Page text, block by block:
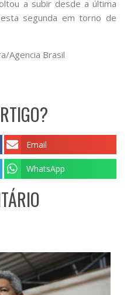
a subir desde a última
segunda em torno de
Agencia Brasil
Email
WhatsApp